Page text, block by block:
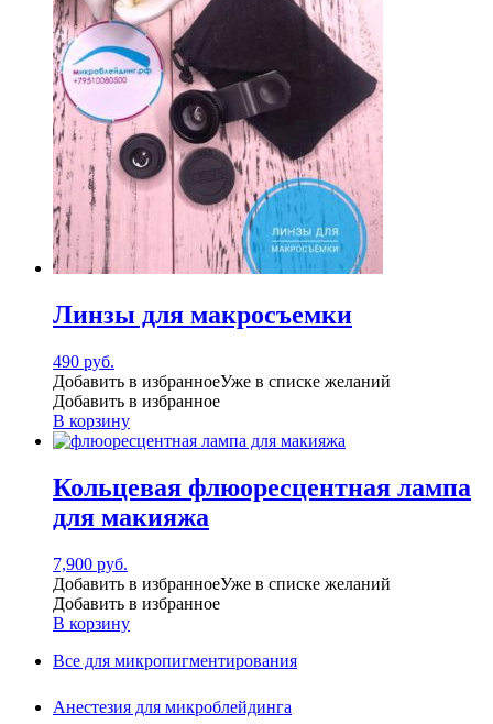
Линзы для макросъемки
490 руб.
Добавить в избранноеУже в списке желаний
Добавить в избранное
В корзину
Кольцевая флюоресцентная лампа
для макияжа
7,900 руб.
Добавить в избранноеУже в списке желаний
Добавить в избранное
В корзину
Все для микропигментирования
Анестезия для микроблейдинга